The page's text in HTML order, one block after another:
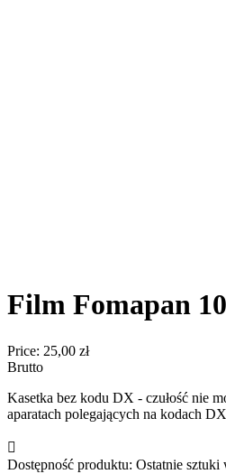
Film Fomapan
Price: 25,00 zł
Brutto
Kasetka bez kodu DX - czułość nie
aparatach polegających na kodach

Dostępność produktu: Ostatnie sztuki